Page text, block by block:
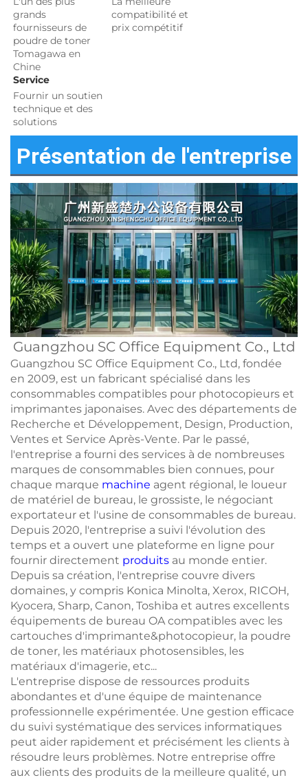
grands
fournisseurs de
poudre de toner
Tomagawa en
Chine
prix compétitif
Service
Fournir un soutien
technique et des
solutions
Présentation de l'entreprise
Guangzhou SC Office Equipment Co., Ltd
Guangzhou SC Office Equipment Co., Ltd, fondée
en 2009, est un fabricant spécialisé dans les
consommables compatibles pour photocopieurs et
imprimantes japonaises. Avec des départements de
Recherche et Développement, Design, Production,
Ventes et Service Après-Vente. Par le passé,
l'entreprise a fourni des services à de nombreuses
marques de consommables bien connues, pour
chaque marque machine agent régional, le loueur
de matériel de bureau, le grossiste, le négociant
exportateur et l'usine de consommables de bureau.
Depuis 2020, l'entreprise a suivi l'évolution des
temps et a ouvert une plateforme en ligne pour
fournir directement produits au monde entier.
Depuis sa création, l'entreprise couvre divers
domaines, y compris Konica Minolta, Xerox, RICOH,
Kyocera, Sharp, Canon, Toshiba et autres excellents
équipements de bureau OA compatibles avec les
cartouches d'imprimante&photocopieur, la poudre
de toner, les matériaux photosensibles, les
matériaux d'imagerie, etc...
L'entreprise dispose de ressources produits
abondantes et d'une équipe de maintenance
professionnelle expérimentée. Une gestion efficace
du suivi systématique des services informatiques
peut aider rapidement et précisément les clients à
résoudre leurs problèmes. Notre entreprise offre
aux clients des produits de la meilleure qualité, un